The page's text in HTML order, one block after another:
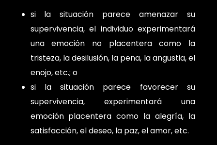
si la situación parece amenazar su
supervivencia, el individuo experimentará
una emoción no placentera como la
tristeza, la desilusión, la pena, la angustia, el
enojo, etc.; o
si la situación parece favorecer su
supervivencia, experimentará una
emoción placentera como la alegría, la
satisfacción, el deseo, la paz, el amor, etc.